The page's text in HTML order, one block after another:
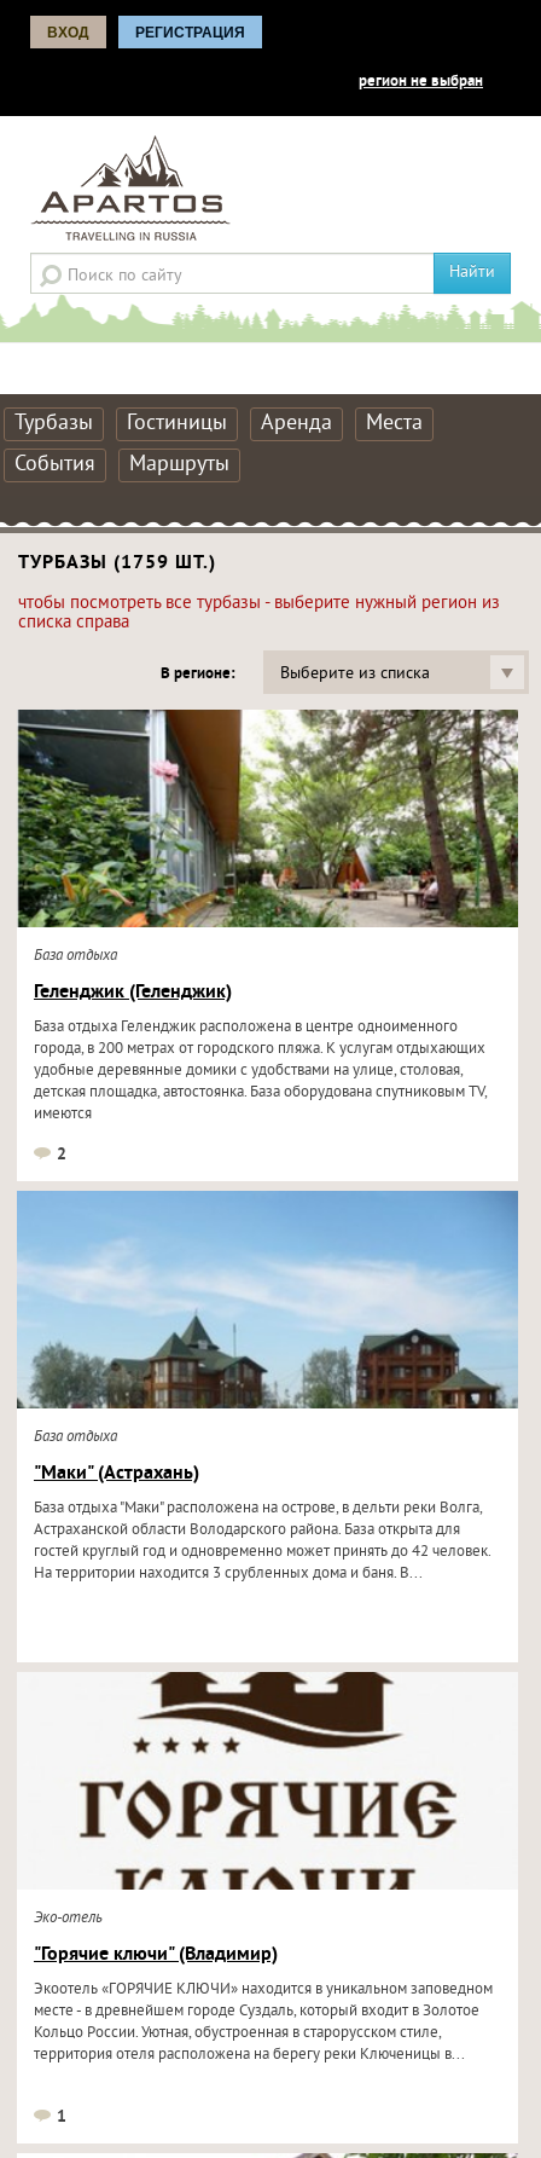
ВХОД РЕГИСТРАЦИЯ
регион не выбран
Найти
Турбазы Гостиницы Аренда
Места
События
Маршруты
ТУРБАЗЫ (1759 ШТ.)
чтобы посмотреть все турбазы - выберите нужный регион из
списка справа
В регионе: Выберите из списка
База отдыха
Геленджик (Геленджик)
База отдыха Геленджик расположена в центре одноименного
города, в 200 метрах от городского пляжа. К услугам отдыхающих
удобные деревянные домики с удобствами на улице, столовая,
детская площадка, автостоянка. База оборудована спутниковым TV,
имеются
2
База отдыха
"Маки" (Астрахань)
База отдыха "Маки" расположена на острове, в дельти реки Волга,
Астраханской области Володарского района. База открыта для
гостей круглый год и одновременно может принять до 42 человек.
На территории находится 3 срубленных дома и баня. В...
Эко-отель
"Горячие ключи" (Владимир)
Экоотель «ГОРЯЧИЕ КЛЮЧИ» находится в уникальном заповедном
месте - в древнейшем городе Суздаль, который входит в Золотое
Кольцо России. Уютная, обустроенная в старорусском стиле,
территория отеля расположена на берегу реки Ключеницы в...
1